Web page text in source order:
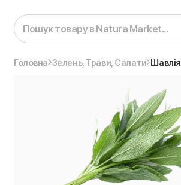
Головна Зелень, Трави, Салати Шавлія